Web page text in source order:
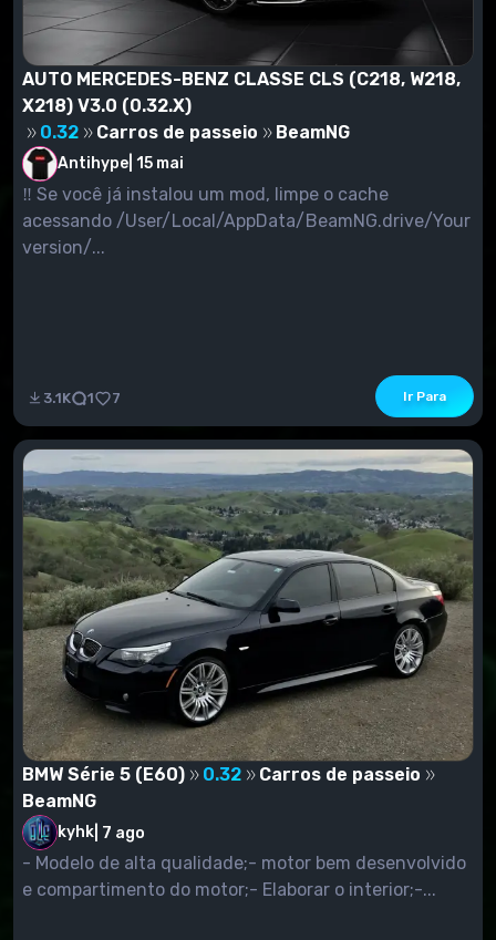
AUTO MERCEDES-BENZ CLASSE CLS (C218, W218,
X218) V3.0 (0.32.X)
0.32
Carros de passeio BeamNG
Antihype 15 mai
‼ Se você já instalou um mod, limpe o cache
acessando /User/Local/AppData/BeamNG.drive/Your
version/...
3.1K 1 7 Ir Para
BMW Série 5 (E60) 0.32
Carros de passeio
BeamNG
kyhk 7 ago
- Modelo de alta qualidade;- motor bem desenvolvido
e compartimento do motor;- Elaborar o interior;-...